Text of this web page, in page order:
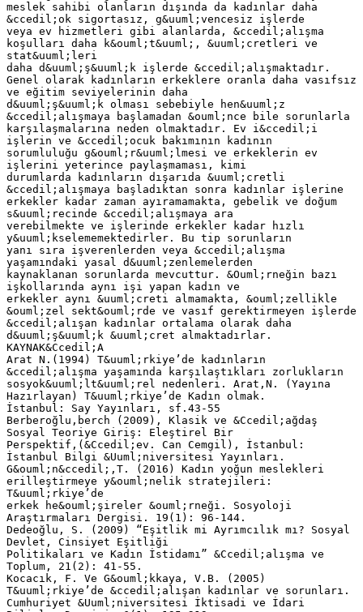
meslek sahibi olanların dışında da kadınlar daha
&ccedil;ok sigortasız, g&uuml;vencesiz işlerde
veya ev hizmetleri gibi alanlarda, &ccedil;alışma
koşulları daha k&ouml;t&uuml;, &uuml;cretleri ve
stat&uuml;leri
daha d&uuml;ş&uuml;k işlerde &ccedil;alışmaktadır.
Genel olarak kadınların erkeklere oranla daha vasıfsız
ve eğitim seviyelerinin daha
d&uuml;ş&uuml;k olması sebebiyle hen&uuml;z
&ccedil;alışmaya başlamadan &ouml;nce bile sorunlarla
karşılaşmalarına neden olmaktadır. Ev i&ccedil;i
işlerin ve &ccedil;ocuk bakımının kadının
sorumluluğu g&ouml;r&uuml;lmesi ve erkeklerin ev
işlerini yeterince paylaşmaması, kimi
durumlarda kadınların dışarıda &uuml;cretli
&ccedil;alışmaya başladıktan sonra kadınlar işlerine
erkekler kadar zaman ayıramamakta, gebelik ve doğum
s&uuml;recinde &ccedil;alışmaya ara
verebilmekte ve işlerinde erkekler kadar hızlı
y&uuml;kselememektedirler. Bu tip sorunların
yanı sıra işverenlerden veya &ccedil;alışma
yaşamındaki yasal d&uuml;zenlemelerden
kaynaklanan sorunlarda mevcuttur. &Ouml;rneğin bazı
işkollarında aynı işi yapan kadın ve
erkekler aynı &uuml;creti almamakta, &ouml;zellikle
&ouml;zel sekt&ouml;rde ve vasıf gerektirmeyen işlerde
&ccedil;alışan kadınlar ortalama olarak daha
d&uuml;ş&uuml;k &uuml;cret almaktadırlar.
KAYNAK&Ccedil;A
Arat N.(1994) T&uuml;rkiye’de kadınların
&ccedil;alışma yaşamında karşılaştıkları zorlukların
sosyok&uuml;lt&uuml;rel nedenleri. Arat,N. (Yayına
Hazırlayan) T&uuml;rkiye’de Kadın olmak.
İstanbul: Say Yayınları, sf.43-55
Berberoğlu,berch (2009), Klasik ve &Ccedil;ağdaş
Sosyal Teoriye Giriş: Eleştirel Bir
Perspektif,(&Ccedil;ev. Can Cemgil), İstanbul:
İstanbul Bilgi &Uuml;niversitesi Yayınları.
G&ouml;n&ccedil;,T. (2016) Kadın yoğun meslekleri
erilleştirmeye y&ouml;nelik stratejileri:
T&uuml;rkiye’de
erkek he&ouml;şireler &ouml;rneği. Sosyoloji
Araştırmaları Dergisi. 19(1): 96-144.
Dedeoğlu, S. (2009) “Eşitlik mi Ayrımcılık mı? Sosyal
Devlet, Cinsiyet Eşitliği
Politikaları ve Kadın İstidamı” &Ccedil;alışma ve
Toplum, 21(2): 41-55.
Kocacık, F. Ve G&ouml;kkaya, V.B. (2005)
T&uuml;rkiye’de &ccedil;alışan kadınlar ve sorunları.
Cumhuriyet &Uuml;niversitesi İktisadi ve İdari